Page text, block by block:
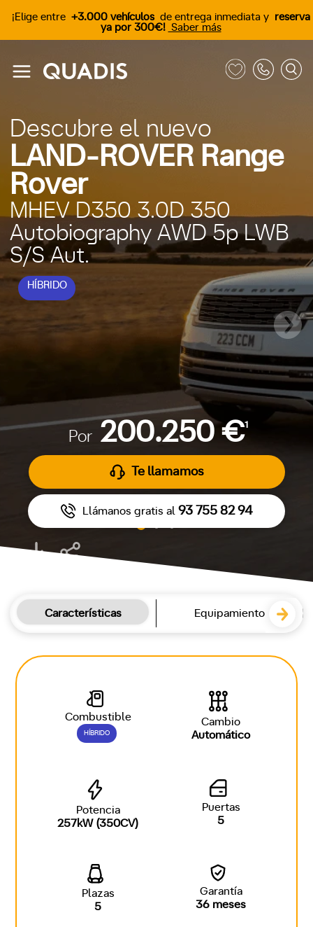
¡Elige entre +3.000 vehículos de entrega inmediata y reserva
ya por 300€! Saber más
Descubre el nuevo
LAND-ROVER Range
Rover
HÍBRIDO
MHEV D350 3.0D 350
Autobiography AWD 5p LWB
S/S Aut.
Por 200.250 €1
Te llamamos
Llámanos gratis al 93 755 82 94
Características Equipamiento
Combustible
HÍBRIDO
Cambio
Automático
Potencia
257kW (350CV)
Puertas
5
Plazas
5
Garantía
36 meses